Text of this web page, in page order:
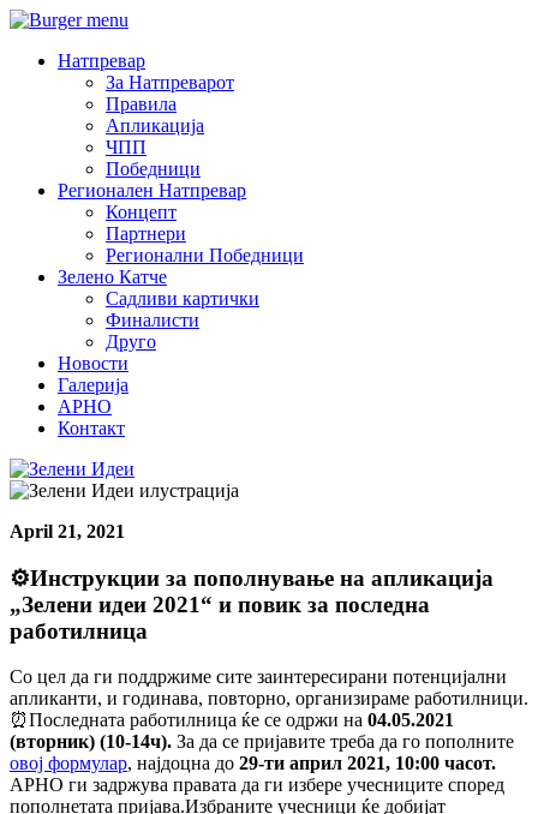
Натпревар
За Натпреварот
Правила
Апликација
ЧПП
Победници
Регионален Натпревар
Концепт
Партнери
Регионални Победници
Зелено Катче
Садливи картички
Финалисти
Друго
Новости
Галерија
АРНО
Контакт
April 21, 2021
⚙️Инструкции за пополнување на апликација
„Зелени идеи 2021“ и повик за последна
работилница
Со цел да ги поддржиме сите заинтересирани потенцијални
апликанти, и годинава, повторно, организираме работилници.
⏰Последната работилница ќе се одржи на 04.05.2021
(вторник) (10-14ч). За да се пријавите треба да го пополните
овој формулар, најдоцна до 29-ти aприл 2021, 10:00 часот.
АРНО ги задржува правата да ги избере учесниците според
пополнетата пријава.Избраните учесници ќе добијат